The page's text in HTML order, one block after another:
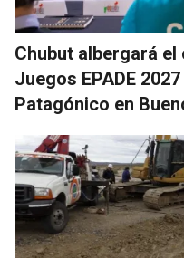
Chubut albergará
Juegos EPADE
Patagónico en